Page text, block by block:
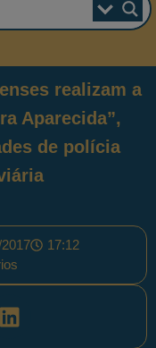
realizam a
Aparecida”,
de polícia
17:12